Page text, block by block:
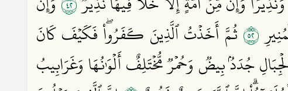
٢٥ ثُمَّ أَخَذۡتُ ٱلَّذِينَ كَفَرُواْۖ فَكَيۡفَ كَانَ
جُدَدُۢ بِيضٞ وَحُمۡرٞ مُّخۡتَلِفٌ أَلۡوَٰنُهَا وَغَرَابِيبُ